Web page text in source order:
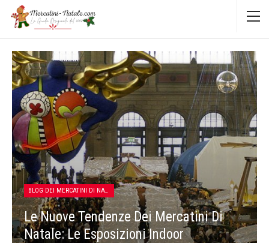
BLOG DEI MERCATINI DI NATALE
Le Nuove Tendenze Dei Mercatini Di
Natale: Le Esposizioni Indoor